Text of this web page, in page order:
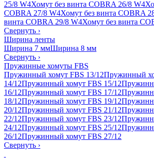
25/8 W4Хомут без винта COBRA 26/8 W4
COBRA 27/8 W4Хомут без винта COBRA
винта COBRA 29/8 W4Хомут без винта
Свернуть ›
Ширина ленты
Ширина 7 ммШирина 8 мм
Свернуть ›
Пружинные хомуты FBS
Пружинный хомут FBS 13/12Пружинный
14/12Пружинный хомут FBS 15/12
16/12Пружинный хомут FBS 17/12
18/12Пружинный хомут FBS 19/12
20/12Пружинный хомут FBS 21/12
22/12Пружинный хомут FBS 23/12
24/12Пружинный хомут FBS 25/12
26/12Пружинный хомут FBS 27/12
Свернуть ›